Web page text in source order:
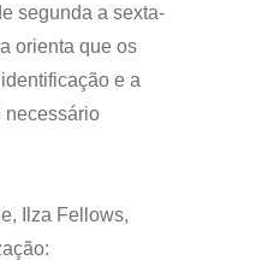
segunda a sexta-
orienta que os
e a
necessário
Ilza Fellows,